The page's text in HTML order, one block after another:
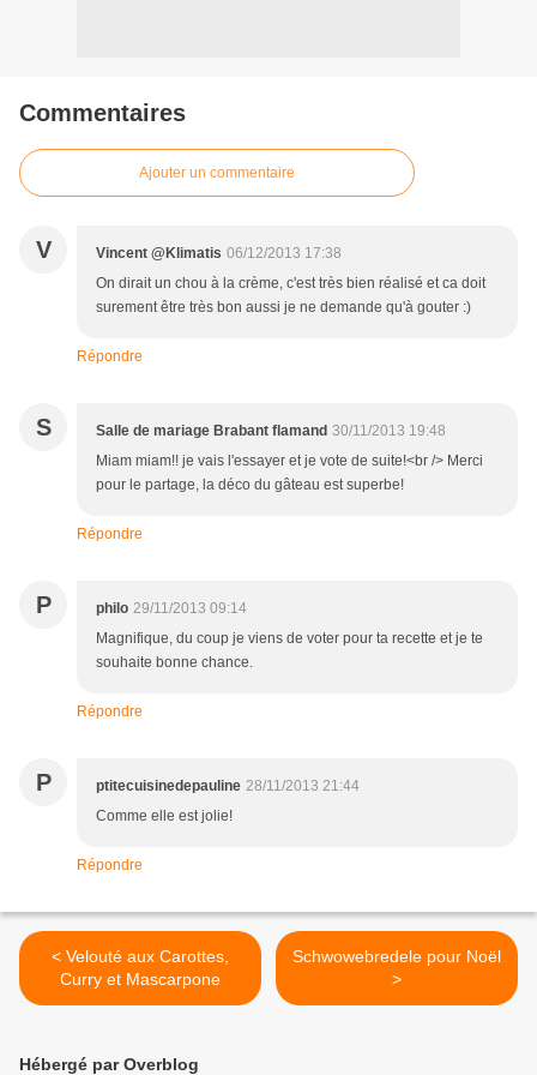
Commentaires
Ajouter un commentaire
V Vincent @Klimatis 06/12/2013 17:38
On dirait un chou à la crème, c'est très bien réalisé et ca doit
surement être très bon aussi je ne demande qu'à gouter :)
Répondre
S Salle de mariage Brabant flamand 30/11/2013 19:48
Miam miam!! je vais l'essayer et je vote de suite!<br /> Merci
pour le partage, la déco du gâteau est superbe!
Répondre
P philo 29/11/2013 09:14
Magnifique, du coup je viens de voter pour ta recette et je te
souhaite bonne chance.
Répondre
P ptitecuisinedepauline 28/11/2013 21:44
Comme elle est jolie!
Répondre
< Velouté aux Carottes,
Curry et Mascarpone
Schwowebredele pour Noël
>
Hébergé par Overblog